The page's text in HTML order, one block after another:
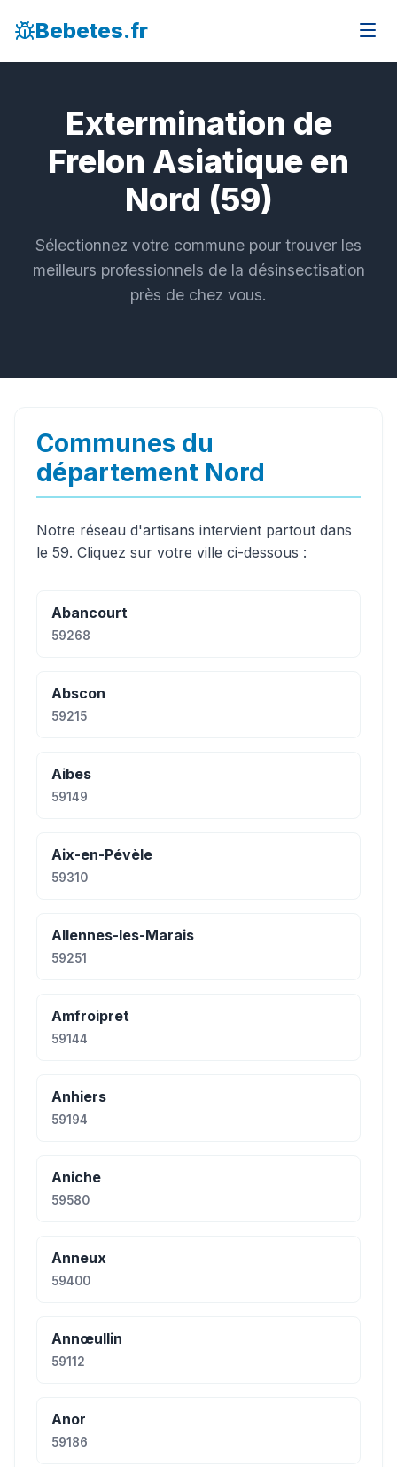
Bebetes.fr
Extermination de
Frelon Asiatique en
Nord (59)
Sélectionnez votre commune pour trouver les
meilleurs professionnels de la désinsectisation
près de chez vous.
Communes du
département Nord
Notre réseau d'artisans intervient partout dans
le 59. Cliquez sur votre ville ci-dessous :
Abancourt
59268
Abscon
59215
Aibes
59149
Aix-en-Pévèle
59310
Allennes-les-Marais
59251
Amfroipret
59144
Anhiers
59194
Aniche
59580
Anneux
59400
Annœullin
59112
Anor
59186